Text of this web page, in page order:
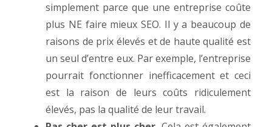
simplement parce que une entreprise coûte
plus NE faire mieux SEO. Il y a beaucoup de
raisons de prix élevés et de haute qualité est
un seul d’entre eux. Par exemple, l’entreprise
pourrait fonctionner inefficacement et ceci
est la raison de leurs coûts ridiculement
élevés, pas la qualité de leur travail.